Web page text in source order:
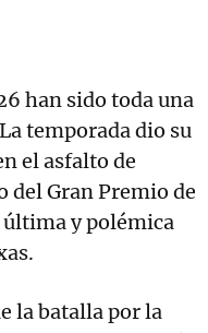
han sido toda una
temporada dio su
el asfalto de
del Gran Premio de
última y polémica
la batalla por la